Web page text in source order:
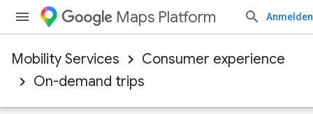
Maps Platform Anmelden
Mobility Services
Consumer experience
On-demand trips